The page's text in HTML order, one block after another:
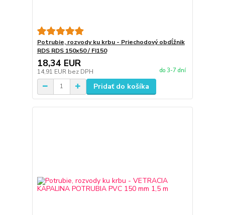
Potrubie, rozvody ku krbu - Priechodový obdĺžnik
RDS RDS 150x50 / FI150
18,34 EUR
14,91 EUR bez DPH do 3-7 dní
Pridať do košíka